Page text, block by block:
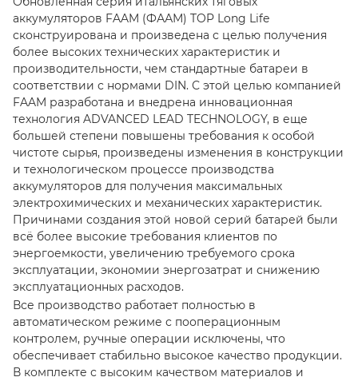
аккумуляторов FAAM (ФААМ) TOP Long Life
сконструирована и произведена с целью получения
более высоких технических характеристик и
производительности, чем стандартные батареи в
соответствии с нормами DIN. С этой целью компанией
FAAM разработана и внедрена инновационная
технология ADVANCED LEAD TECHNOLOGY, в еще
большей степени повышены требования к особой
чистоте сырья, произведены изменения в конструкции
и технологическом процессе производства
аккумуляторов для получения максимальных
электрохимических и механических характеристик.
Причинами создания этой новой серий батарей были
всё более высокие требования клиентов по
энергоемкости, увеличению требуемого срока
эксплуатации, экономии энергозатрат и снижению
эксплуатационных расходов.
Все производство работает полностью в
автоматическом режиме с пооперационным
контролем, ручные операции исключены, что
обеспечивает стабильно высокое качество продукции.
В комплекте с высоким качеством материалов и